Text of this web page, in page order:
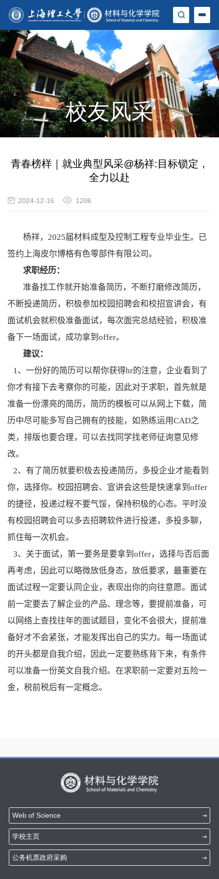
校友风采
青春榜样｜就业典型风采@杨祥:目标锁定，
全力以赴
2024-12-16 1206
杨祥， 2025届材料成型及控制工程专业毕业生。已
签约上海皮尔博格有色零部件有限公司。
求职经历：
准备找工作就开始准备简历，不断打磨修改简历，
不断投递简历，积极参加校园招聘会和校招宣讲会，有
面试机会就积极准备面试，每次面完总结经验，积极准
备下一场面试，成功拿到 offer。
建议：
1、一份好的简历可以帮你获得hr的注意，企业看到了
你才有接下去考察你的可能，因此对于求职，首先就是
准备一份漂亮的简历，简历的模板可以从网上下载，简
历中尽可能多写自己拥有的技能，如熟练运用CAD之
类，排版也要合理，可以去找同学找老师征询意见修
改。
2、有了简历就要积极去投递简历，多投企业才能看到
你，选择你。校园招聘会、宣讲会这些是快速拿到 offer
的捷径，投递过程不要气馁，保持积极的心态。平时没
有校园招聘会可以多去招聘软件进行投递，多投多聊，
抓住每一次机会。
3、关于面试，第一要务是要拿到 offer，选择与否后面
再考虑，因此可以略微放低身态，放低要求，最重要在
面试过程一定要认同企业，表现出你的向往意愿。面试
前一定要去了解企业的产品、理念等，要提前准备，可
以网络上查找往年的面试题目，变化不会很大，提前准
备好才不会紧张，才能发挥出自己的实力。每一场面试
的开头都是自我介绍，因此一定要熟练背下来，有条件
可以准备一份英文自我介绍。在求职前一定要对五险一
金，税前税后有一定概念。
Web of Science
学校主页
公务机票政府采购